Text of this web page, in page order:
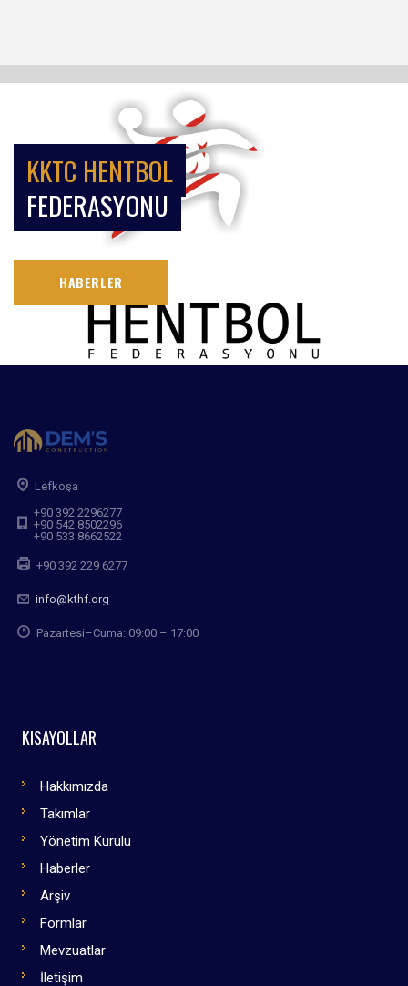
KKTC HENTBOL
FEDERASYONU
HABERLER
Lefkoşa
+90 392 2296277
+90 542 8502296
+90 533 8662522
+90 392 229 6277
info@kthf.org
Pazartesi–Cuma: 09:00 – 17:00
KISAYOLLAR
Hakkımızda
Takımlar
Yönetim Kurulu
Haberler
Arşiv
Formlar
Mevzuatlar
İletişim